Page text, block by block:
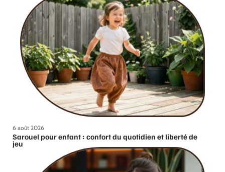
6 août 2026
Sarouel pour enfant : confort du quotidien et liberté de
jeu